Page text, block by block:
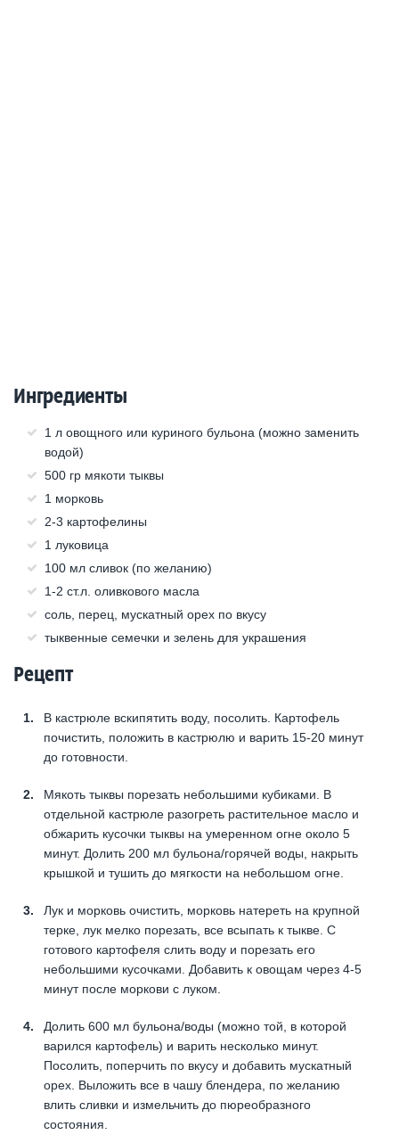
Ингредиенты
1 л овощного или куриного бульона (можно заменить
водой)
500 гр мякоти тыквы
1 морковь
2-3 картофелины
1 луковица
100 мл сливок (по желанию)
1-2 ст.л. оливкового масла
соль, перец, мускатный орех по вкусу
тыквенные семечки и зелень для украшения
Рецепт
В кастрюле вскипятить воду, посолить. Картофель
почистить, положить в кастрюлю и варить 15-20 минут
до готовности.
Мякоть тыквы порезать небольшими кубиками. В
отдельной кастрюле разогреть растительное масло и
обжарить кусочки тыквы на умеренном огне около 5
минут. Долить 200 мл бульона/горячей воды, накрыть
крышкой и тушить до мягкости на небольшом огне.
Лук и морковь очистить, морковь натереть на крупной
терке, лук мелко порезать, все всыпать к тыкве. С
готового картофеля слить воду и порезать его
небольшими кусочками. Добавить к овощам через 4-5
минут после моркови с луком.
Долить 600 мл бульона/воды (можно той, в которой
варился картофель) и варить несколько минут.
Посолить, поперчить по вкусу и добавить мускатный
орех. Выложить все в чашу блендера, по желанию
влить сливки и измельчить до пюреобразного
состояния.